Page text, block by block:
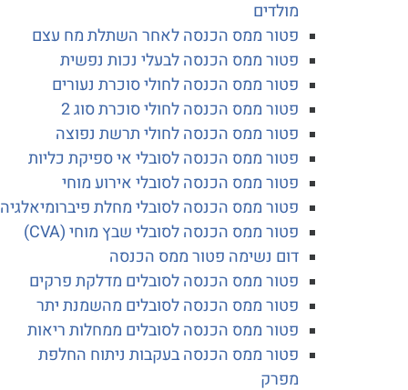
פטור ממס הכנסה לאחר השתלת מח עצם
פטור ממס הכנסה לבעלי נכות נפשית
פטור ממס הכנסה לחולי סוכרת נעורים
פטור ממס הכנסה לחולי סוכרת סוג 2
פטור ממס הכנסה לחולי תרשת נפוצה
פטור ממס הכנסה לסובלי אי ספיקת כליות
פטור ממס הכנסה לסובלי אירוע מוחי
פטור ממס הכנסה לסובלי מחלת פיברומיאלגיה
פטור ממס הכנסה לסובלי שבץ מוחי (CVA)
דום נשימה פטור ממס הכנסה
פטור ממס הכנסה לסובלים מדלקת פרקים
פטור ממס הכנסה לסובלים מהשמנת יתר
פטור ממס הכנסה לסובלים ממחלות ריאות
פטור ממס הכנסה בעקבות ניתוח החלפת